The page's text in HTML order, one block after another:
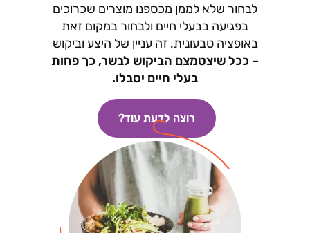
לבחור שלא לממן מכספנו מוצרים שכרוכים
בפגיעה בבעלי חיים ולבחור במקום זאת
באופציה טבעונית. זה עניין של היצע וביקוש
– ככל שיצטמצם הביקוש לבשר, כך פחות
בעלי חיים יסבלו.
רוצה לדעת עוד?